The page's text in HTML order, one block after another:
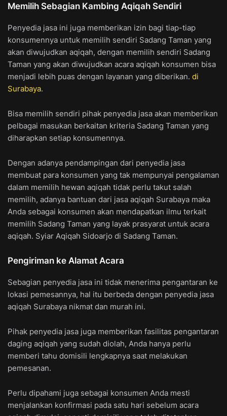
Memilih Sebagian Kambing Aqiqah Sendiri
Penyedia jasa ini juga memberikan izin bagi tiap-tiap
konsumennya untuk memilih sendiri Sadang Taman yang
akan diwujudkan aqiqah, dengan memilih sendiri Sadang
Taman yang akan diwujudkan acara aqiqah konsumen bisa
menjadi lebih puas dengan layanan yang diberikan. di
Surabaya.
Bisa memilih sendiri pihak penyedia jasa akan memberikan
pelbagai masukan berkaitan kriteria Sadang Taman yang
diharapkan setiap konsumennya.
Dengan adanya pendampingan dari penyedia jasa
membuat para konsumen yang tak mempunyai pengalaman
dalam memilih hewan aqiqah tidak perlu takut salah
memilih, adanya bantuan dari jasa aqiqah Surabaya maka
Anda sebagai konsumen akan mendapatkan ilmu terkait
memilih Sadang Taman yang layak prasyarat untuk acara
aqiqah. Syiar Aqiqah Sidoarjo di Sadang Taman.
Pengiriman ke Alamat Acara
Sebagian penyedia jasa ini tidak menerima pengantaran ke
lokasi pemesannya, hal itu berbeda dengan penyedia jasa
aqiqah Surabaya nikmat dan murah ini.
Pihak penyedia jasa juga memberikan fasilitas pengantaran
daging aqiqah yang sudah diolah, Anda hanya perlu
memberi tahu domisili lengkapnya saat melakukan
pemesanan.
Perlu dipahami juga sebagai konsumen Anda mesti
menjalankan konfirmasi pada satu hari sebelum acara